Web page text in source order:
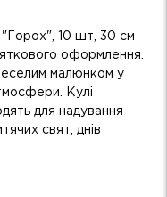
"Горох", 10 шт, 30 см
оформлення.
малюнком у
Кулі
для надування
свят, днів